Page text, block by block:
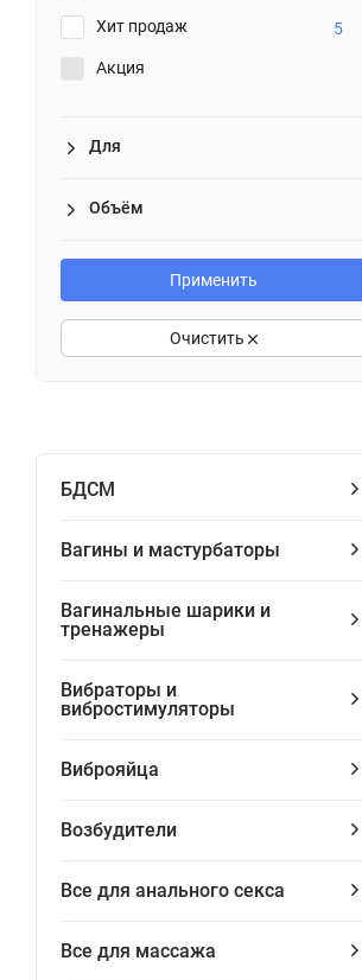
Хит продаж
5
Акция
Для
Объём
Применить
Очистить
БДСМ
Вагины и мастурбаторы
Вагинальные шарики и
тренажеры
Вибраторы и
вибростимуляторы
Виброяйца
Возбудители
Все для анального секса
Все для массажа